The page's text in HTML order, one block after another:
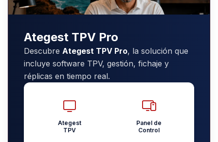
Ategest TPV Pro
Descubre Ategest TPV Pro, la solución que
incluye software TPV, gestión, fichaje y
réplicas en tiempo real.
Ategest
TPV
Panel de
Control